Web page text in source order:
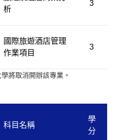
析
3
國際旅遊酒店管理
作業項目
3
將取消開辦該專業。
科目名稱
學
分